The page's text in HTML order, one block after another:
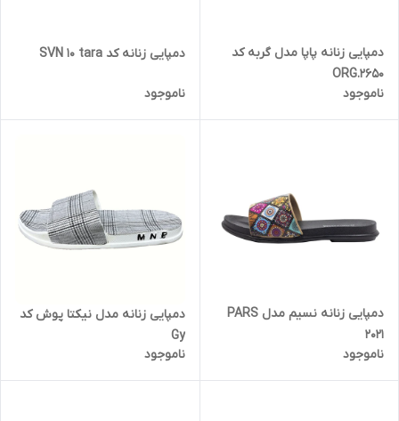
دمپایی زنانه پاپا مدل گربه کد
ORG.2650
ناموجود
دمپایی زنانه کد SVN 10 tara
ناموجود
دمپایی زنانه نسیم مدل PARS
2021
ناموجود
دمپایی زنانه مدل نیکتا پوش کد
Gy
ناموجود